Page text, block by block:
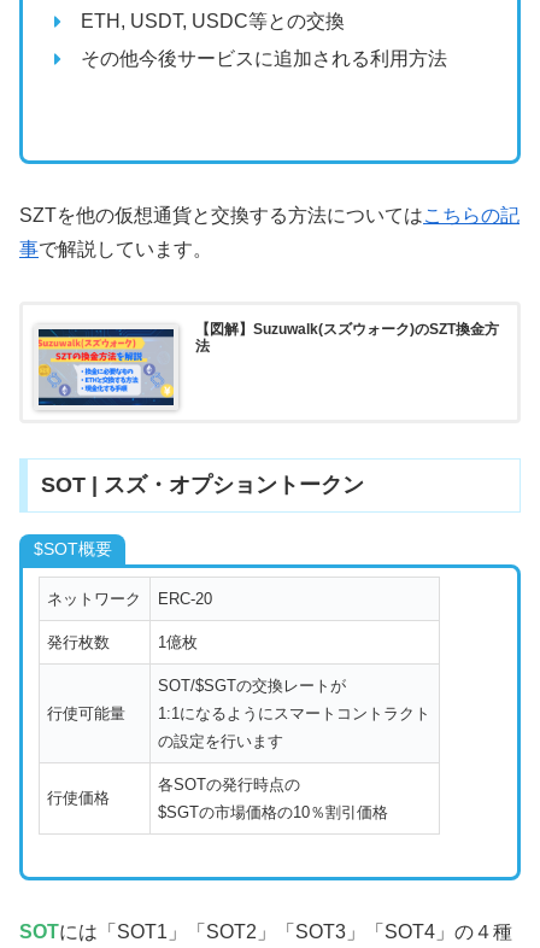
ETH, USDT, USDC等との交換
その他今後サービスに追加される利用方法
SZTを他の仮想通貨と交換する方法についてはこちらの記
事で解説しています。
【図解】Suzuwalk(スズウォーク)のSZT換金方
法
SOT | スズ・オプショントークン
$SOT概要
ネットワーク ERC-20
発行枚数 1億枚
行使可能量
SOT/$SGTの交換レートが
1:1になるようにスマートコントラクト
の設定を行います
行使価格
各SOTの発行時点の
$SGTの市場価格の10％割引価格
SOTには「SOT1」「SOT2」「SOT3」「SOT4」の４種